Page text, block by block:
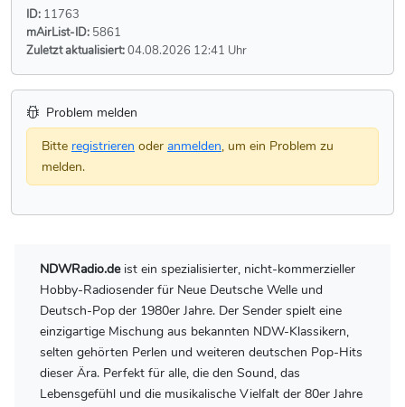
ID: 11763
mAirList-ID: 5861
Zuletzt aktualisiert:04.08.2026 12:41 Uhr
Problem melden
Bitte registrieren oder anmelden, um ein Problem zu
melden.
NDWRadio.deist ein spezialisierter, nicht-kommerzieller
Hobby-Radiosender für Neue Deutsche Welle und
Deutsch-Pop der 1980er Jahre. Der Sender spielt eine
einzigartige Mischung aus bekannten NDW-Klassikern,
selten gehörten Perlen und weiteren deutschen Pop-Hits
dieser Ära. Perfekt für alle, die den Sound, das
Lebensgefühl und die musikalische Vielfalt der 80er Jahre